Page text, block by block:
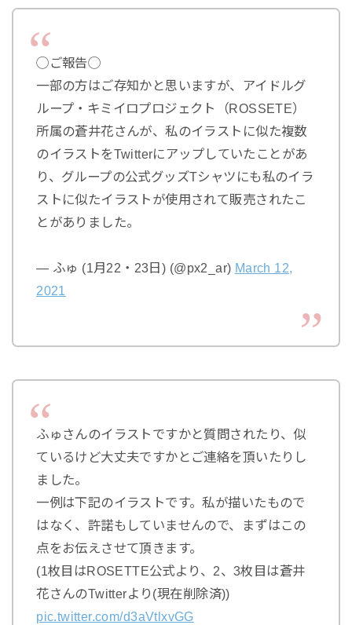
◯ご報告◯
一部の方はご存知かと思いますが、アイドルグ
ループ・キミイロプロジェクト（ROSSETE）
所属の蒼井花さんが、私のイラストに似た複数
のイラストをTwitterにアップしていたことがあ
り、グループの公式グッズTシャツにも私のイラ
ストに似たイラストが使用されて販売されたこ
とがありました。
— ふゅ (1月22・23日) (@px2_ar) March 12,
2021
ふゅさんのイラストですかと質問されたり、似
ているけど大丈夫ですかとご連絡を頂いたりし
ました。
一例は下記のイラストです。私が描いたもので
はなく、許諾もしていませんので、まずはこの
点をお伝えさせて頂きます。
(1枚目はROSETTE公式より、2、3枚目は蒼井
花さんのTwitterより(現在削除済))
pic.twitter.com/d3aVtlxvGG